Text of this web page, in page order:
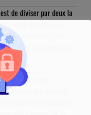
de diviser par deux la
dans les 10
précédente (2011-
qui prévoit le
favorise une
Créer un lotissement